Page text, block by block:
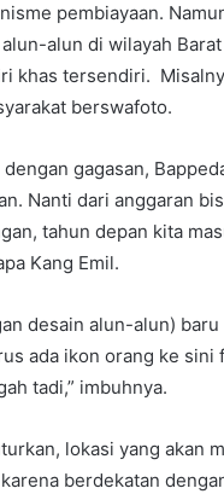
pembiayaan.
alun di wilayah
khas tersendiri.
berswafoto.
gagasan,
Nanti dari anggaran
tahun depan kita
Kang Emil.
desain alun-alun)
ada ikon orang ke
tadi,” imbuhnya.
lokasi yang akan
berdekatan